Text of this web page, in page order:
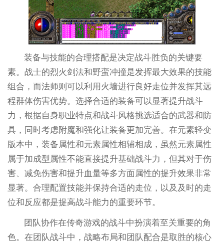
装备与技能的合理搭配是决定战斗胜负的关键要
素。战士的烈火剑法和野蛮冲撞是发挥最大效果的技能
组合，而法师则可以利用火墙进行良好走位并发挥其远
程群体伤害优势。选择合适的装备可以显著提升战斗
力，根据自身职业特点和战斗风格挑选适合的武器和防
具，同时考虑附魔和强化让装备更加完善。在元素轻变
版本中，装备属性和元素属性相辅相成，虽然元素属性
属于加成型属性不能直接提升基础战斗力，但其对于伤
害、减免伤害和提升血量等多方面属性的提升效果非常
显著。合理配置技能并保持合适的走位，以及及时的走
位和反应都是提高战斗能力的重要环节。
团队协作在传奇游戏的战斗中扮演着至关重要的角
色。在团队战斗中，战略布局和团队配合是取胜的核心